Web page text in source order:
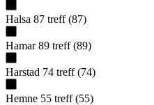
Halsa 87 treff (87)
Hamar 89 treff (89)
Harstad 74 treff (74)
Hemne 55 treff (55)